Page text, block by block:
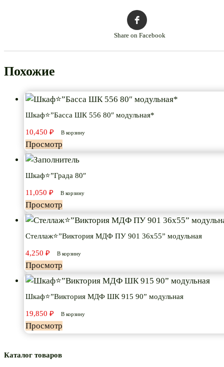
Share on Facebook
Похожие
Шкаф⭐”Басса ШК 556 80″ модульная*
10,450 ₽ В корзину
Просмотр
Шкаф⭐”Града 80″
11,050 ₽ В корзину
Просмотр
Стеллаж⭐”Виктория МДФ ПУ 901 36х55” модульная
4,250 ₽ В корзину
Просмотр
Шкаф⭐”Виктория МДФ ШК 915 90” модульная
19,850 ₽ В корзину
Просмотр
Каталог товаров